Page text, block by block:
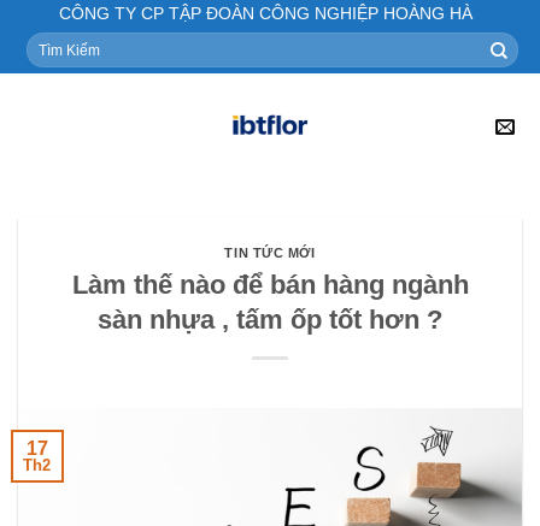
content
CÔNG TY CP TẬP ĐOÀN CÔNG NGHIỆP HOÀNG HÀ
Tìm
kiếm:
TIN TỨC MỚI
Làm thế nào để bán hàng ngành
sàn nhựa , tấm ốp tốt hơn ?
17
Th2